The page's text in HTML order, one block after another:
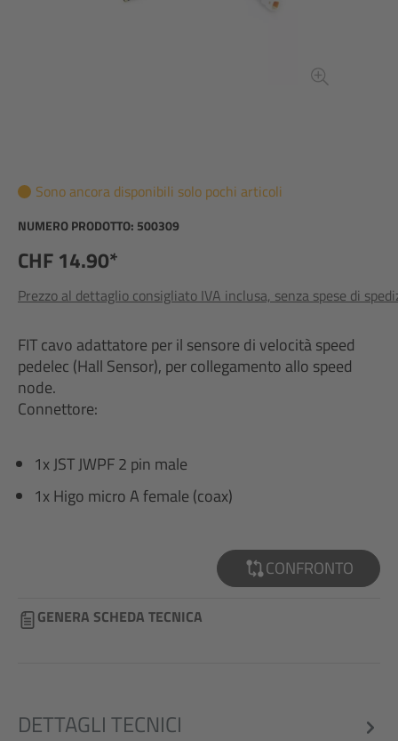
Sono ancora disponibili solo pochi articoli
NUMERO PRODOTTO: 500309
CHF 14.90*
Prezzo al dettaglio consigliato IVA inclusa, senza spese di
FIT cavo adattatore per il sensore di velocità speed
pedelec (Hall Sensor), per collegamento allo speed
node.
Connettore:
1x JST JWPF 2 pin male
1x Higo micro A female (coax)
CONFRONTO
GENERA SCHEDA TECNICA
DETTAGLI TECNICI